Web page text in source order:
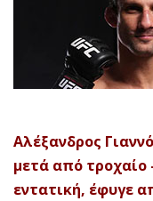
Αλέξανδρος
μετά από τροχαίο
εντατική, έφυγε